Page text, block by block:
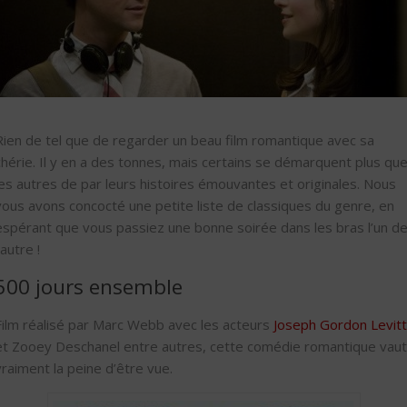
de tel que de regarder un beau film romantique avec sa
Il y en a des tonnes, mais certains se démarquent plus que
autres de par leurs histoires émouvantes et originales. Nous
avons concocté une petite liste de classiques du genre, en
que vous passiez une bonne soirée dans les bras l’un de
!
jours ensemble
réalisé par Marc Webb avec les acteurs Joseph Gordon Levitt
Zooey Deschanel entre autres, cette comédie romantique vaut
la peine d’être vue.